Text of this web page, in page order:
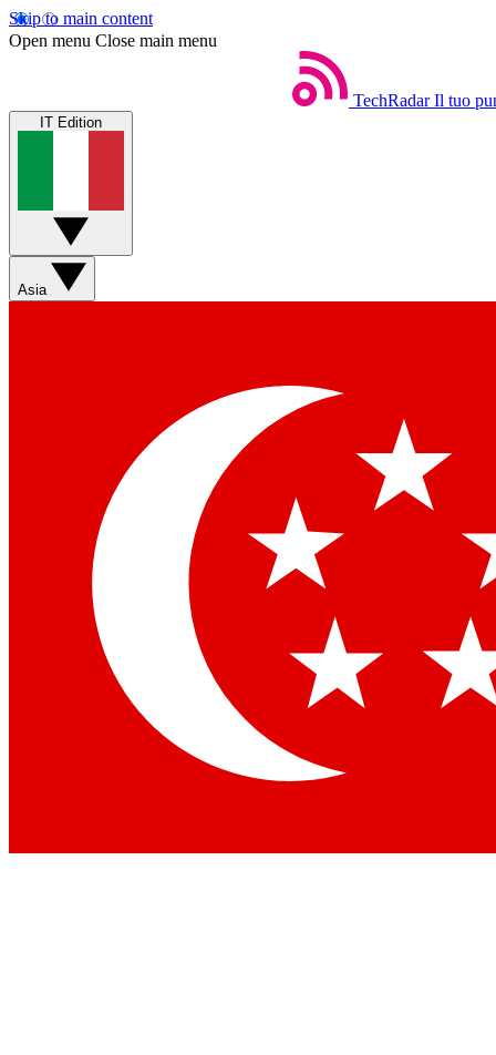
Skip to main content
Open menu Close main menu
TechRadar Il tuo
IT Edition
Asia